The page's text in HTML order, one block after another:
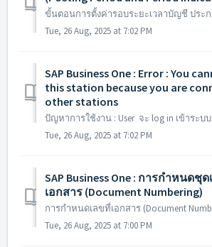
Tue, 26 Aug, 2025 at 7:02 PM
SAP Business One : Error : You
this station because you are
other stations
Tue, 26 Aug, 2025 at 7:02 PM
SAP Business One : การกำหนดชุ
เอกสาร (Document Numbering)
Tue, 26 Aug, 2025 at 7:00 PM